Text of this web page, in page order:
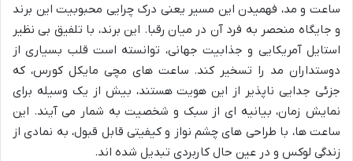
ساعت و مد، فهمیدن این مسیر یعنی درک چرایی محبوبیت این برند
و جایگاه منحصر به فرد آن در میان رقبا. این برند، با تلفیق بی نظیر
استایل آمریکایی و جذابیت جهانی، توانسته است قلب بسیاری از
دوستداران مد را تسخیر کند. ساعت های مچی مایکل کورس، که
جزئی جدایی ناپذیر از این هویت هستند، بیش از یک وسیله برای
نمایش زمان، بیانیه ای از سبک و شخصیت به شمار می آیند. این
ساعت ها، با طراحی های چشم نواز و کیفیتی قابل قبول، به نمادی از
زندگی لوکس و در عین حال کاربردی تبدیل شده اند.